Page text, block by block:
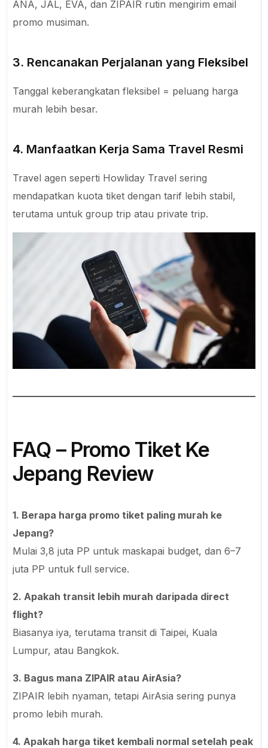
ANA, JAL, EVA, dan ZIPAIR rutin mengirim email
promo musiman.
3. Rencanakan Perjalanan yang Fleksibel
Tanggal keberangkatan fleksibel = peluang harga
murah lebih besar.
4. Manfaatkan Kerja Sama Travel Resmi
Travel agen seperti Howliday Travel sering
mendapatkan kuota tiket dengan tarif lebih stabil,
terutama untuk group trip atau private trip.
FAQ – Promo Tiket Ke
Jepang Review
1. Berapa harga promo tiket paling murah ke
Jepang?
Mulai 3,8 juta PP untuk maskapai budget, dan 6–7
juta PP untuk full service.
2. Apakah transit lebih murah daripada direct
flight?
Biasanya iya, terutama transit di Taipei, Kuala
Lumpur, atau Bangkok.
3. Bagus mana ZIPAIR atau AirAsia?
ZIPAIR lebih nyaman, tetapi AirAsia sering punya
promo lebih murah.
4. Apakah harga tiket kembali normal setelah peak